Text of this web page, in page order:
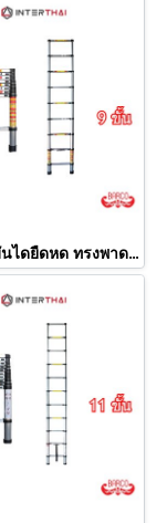
BARCO บันไดยืดหด ทรงพาด รุ่น 9 ขั้น 2.6 เมตร